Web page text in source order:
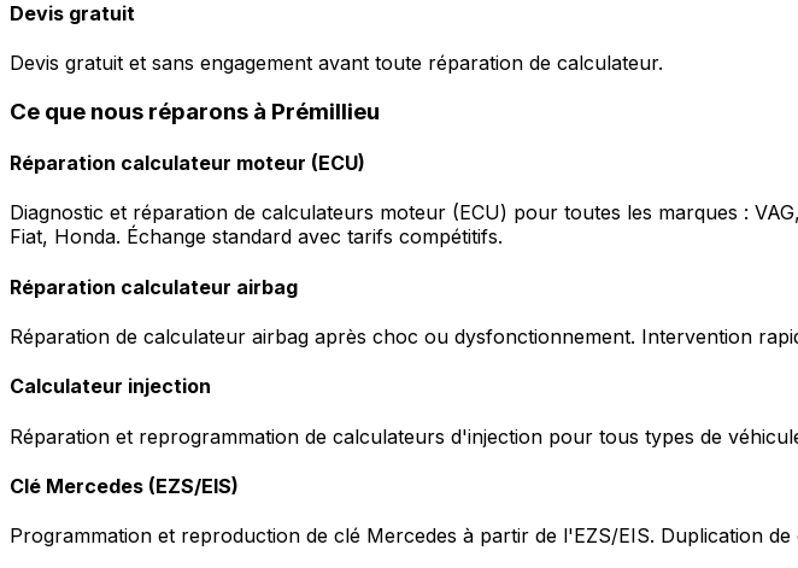
Devis gratuit
Devis gratuit et sans engagement avant toute réparation de calculateur.
Ce que nous réparons à Prémillieu
Réparation calculateur moteur (ECU)
Diagnostic et réparation de calculateurs moteur (ECU) pour toutes les marques :
Fiat, Honda. Échange standard avec tarifs compétitifs.
Réparation calculateur airbag
Réparation de calculateur airbag après choc ou dysfonctionnement. Intervention
Calculateur injection
Réparation et reprogrammation de calculateurs d'injection pour tous types de
Clé Mercedes (EZS/EIS)
Programmation et reproduction de clé Mercedes à partir de l'EZS/EIS. Duplication